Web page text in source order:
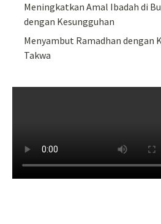
Meningkatkan Amal Ibadah di
dengan Kesungguhan
Menyambut Ramadhan dengan
Takwa